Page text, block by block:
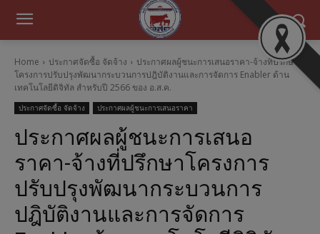
Home ประกาศจัดซื้อ จัดจ้าง
ประกาศผลผู้ชนะการเสนอราคา-จ้างที่ปรึกษา
โครงการปรับปรุงพัฒนากระบวนการปฎิบัติงานและการจัดการ Enabler ด้าน
เทคโนโลยีดิจิทัล สำหรับปี 2566 ของ อ.ส.ค.
ประกาศจัดซื้อ จัดจ้าง ประกาศผลผู้ชนะการเสนอราคา
ประกาศผลผู้ชนะการเสนอ
ราคา-จ้างที่ปรึกษาโครงการ
ปรับปรุงพัฒนากระบวนการ
ปฎิบัติงานและการจัดการ